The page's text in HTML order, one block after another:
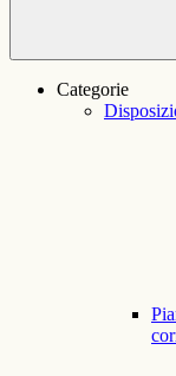
Categorie